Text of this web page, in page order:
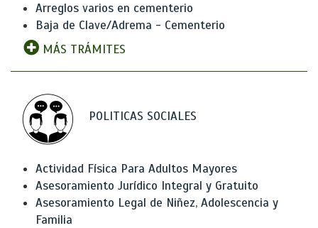
Arreglos varios en cementerio
Baja de Clave/Adrema - Cementerio
MÁS TRÁMITES
POLITICAS SOCIALES
Actividad Física Para Adultos Mayores
Asesoramiento Jurídico Integral y Gratuito
Asesoramiento Legal de Niñez, Adolescencia y
Familia